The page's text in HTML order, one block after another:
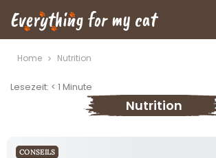
Home Nutrition
Lesezeit: < 1 Minute
Nutrition
CONSEILS